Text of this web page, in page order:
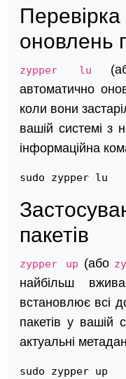
оновлень
zypper lu
автоматично
коли вони
вашій системі з
інформаційна
sudo zypper lu
пакетів
zypper up (або
найбільш
встановлює всі
пакетів у вашій
актуальні
sudo zypper up